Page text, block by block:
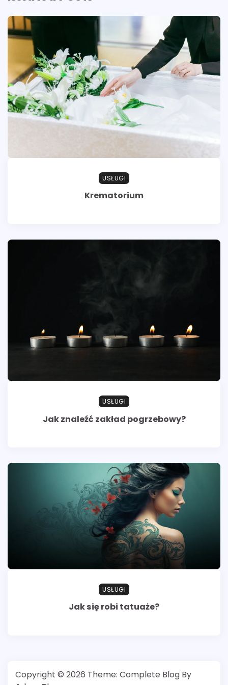
USŁUGI
Krematorium
USŁUGI
Jak znaleźć zakład pogrzebowy?
USŁUGI
Jak się robi tatuaże?
Copyright © 2026 Theme: Complete Blog By